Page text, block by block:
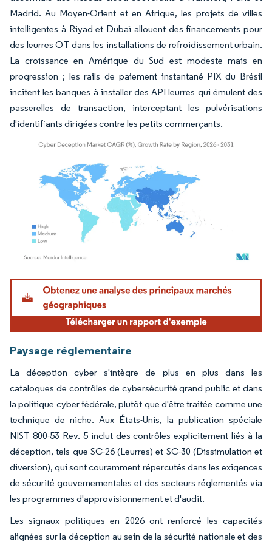
Madrid. Au Moyen-Orient et en Afrique, les projets de villes
intelligentes à Riyad et Dubaï allouent des financements pour
des leurres OT dans les installations de refroidissement urbain.
La croissance en Amérique du Sud est modeste mais en
progression ; les rails de paiement instantané PIX du Brésil
incitent les banques à installer des API leurres qui émulent des
passerelles de transaction, interceptant les pulvérisations
d'identifiants dirigées contre les petits commerçants.
Image © Mordor Intelligence. La réutilisation nécessite une attribution sous CC BY
Paysage réglementaire
La déception cyber s'intègre de plus en plus dans les
catalogues de contrôles de cybersécurité grand public et dans
la politique cyber fédérale, plutôt que d'être traitée comme une
technique de niche. Aux États-Unis, la publication spéciale
NIST 800-53 Rev. 5 inclut des contrôles explicitement liés à la
déception, tels que SC-26 (Leurres) et SC-30 (Dissimulation et
diversion), qui sont couramment répercutés dans les exigences
de sécurité gouvernementales et des secteurs réglementés via
les programmes d'approvisionnement et d'audit.
Les signaux politiques en 2026 ont renforcé les capacités
alignées sur la déception au sein de la sécurité nationale et des